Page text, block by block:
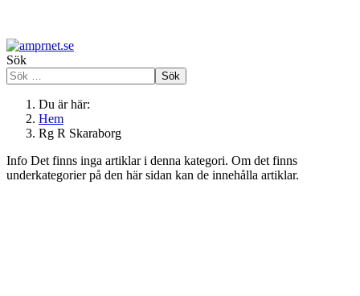
Sök
Sök
Du är här:
Hem
Rg R Skaraborg
Info Det finns inga artiklar i denna kategori. Om det finns
underkategorier på den här sidan kan de innehålla artiklar.